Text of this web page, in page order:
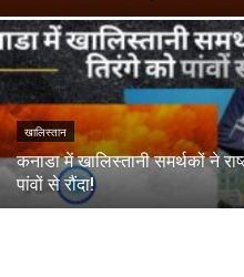
खालिस्तान
कनाडा में खालिस्तानी समर्थकों ने
पांवों से रौंदा!